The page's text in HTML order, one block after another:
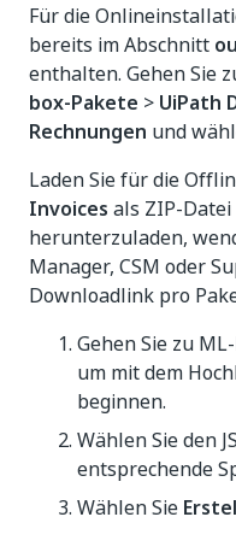
Für die
bereits im Abschnitt
enthalten. Gehen Sie
box-Pakete > UiPath
Rechnungen und
Laden Sie für die
Invoices als ZIP-
herunterzuladen,
Manager, CSM oder
Downloadlink pro
Gehen Sie zu
um mit dem
beginnen.
Wählen Sie den
entsprechende
Wählen Sie